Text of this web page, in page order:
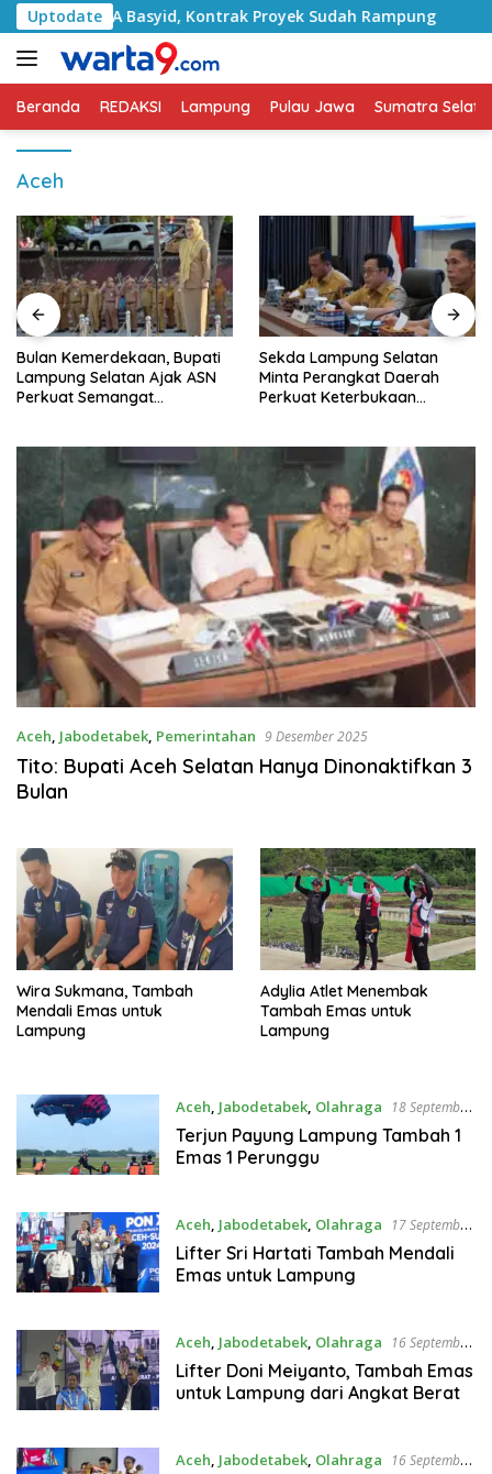
Langsung
ke
konten
Uptodate
RA Basyid, Kontrak Proyek Sudah Rampung Bulan
Beranda REDAKSI Lampung Pulau Jawa Sumatra
Aceh
Bulan Kemerdekaan, Bupati
Lampung Selatan Ajak ASN
Perkuat Semangat
Sekda Lampung Selatan
Minta Perangkat Daerah
Perkuat Keterbukaan
Aceh, Jabodetabek, Pemerintahan 9 Desember 2025
Tito: Bupati Aceh Selatan Hanya Dinonaktifkan 3
Bulan
Wira Sukmana, Tambah
Mendali Emas untuk
Lampung
Adylia Atlet Menembak
Tambah Emas untuk
Lampung
Aceh, Jabodetabek, Olahraga
18 September
2024
Terjun Payung Lampung Tambah 1
Emas 1 Perunggu
Aceh, Jabodetabek, Olahraga
17 September
2024
Lifter Sri Hartati Tambah Mendali
Emas untuk Lampung
Aceh, Jabodetabek, Olahraga
16 September
2024
Lifter Doni Meiyanto, Tambah Emas
untuk Lampung dari Angkat Berat
Aceh, Jabodetabek, Olahraga
16 September